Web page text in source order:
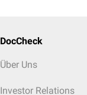
DocCheck
Über Uns
Investor Relations